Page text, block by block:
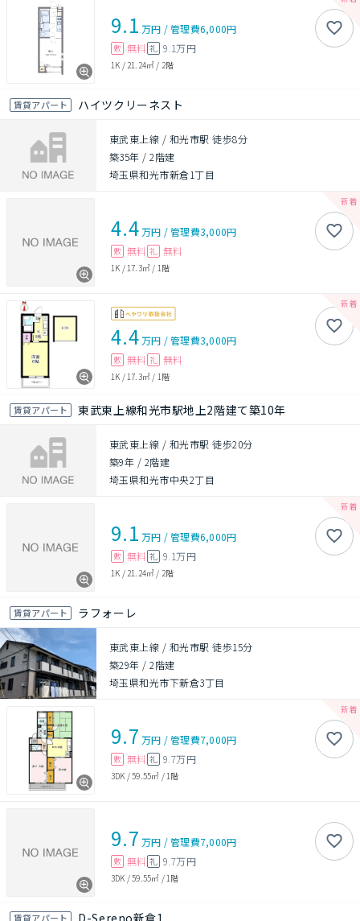
9.1 万円 /管理費6,000円
敷 無料 礼 9.1万円
1K / 21.24㎡ / 2階
賃貸アパート ハイツクリーネスト
東武東上線 / 和光市駅 徒歩8分
築35年 /2階建
埼玉県和光市新倉1丁目
4.4万円 /管理費3,000円
敷 無料 礼 無料
1K / 17.3㎡ / 1階
4.4万円 /管理費3,000円
敷 無料 礼 無料
1K /17.3㎡ / 1階
賃貸アパート 東武東上線和光市駅地上2階建て築10年
東武東上線 / 和光市駅 徒歩20分
築9年 / 2階建
埼玉県和光市中央2丁目
9.1 万円 /管理費6,000円
敷 無料 礼 9.1万円
1K / 21.24㎡ / 2階
賃貸アパート ラフォーレ
東武東上線 / 和光市駅 徒歩15分
築29年 /2階建
埼玉県和光市下新倉3丁目
9.7 万円 /管理費7,000円
敷 無料 礼 9.7万円
3DK /59.55㎡ / 1階
9.7 万円 /管理費7,000円
敷 無料 礼 9.7万円
3DK /59.55㎡ / 1階
賃貸アパート D-Sereno新倉1